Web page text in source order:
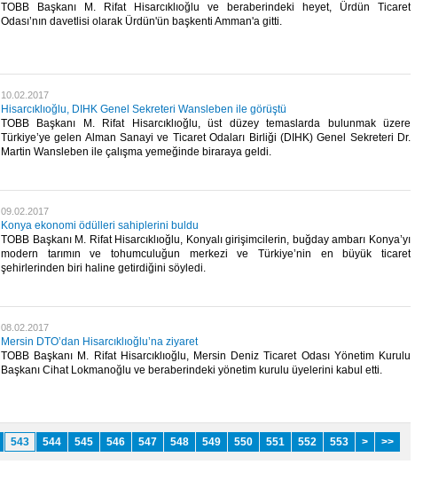
TOBB Başkanı M. Rifat Hisarcıklıoğlu ve beraberindeki heyet, Ürdün Ticaret
Odası’nın davetlisi olarak Ürdün'ün başkenti Amman'a gitti. ​
10.02.2017
Hisarcıklıoğlu, DIHK Genel Sekreteri Wansleben ile görüştü
TOBB Başkanı M. Rifat Hisarcıklıoğlu, üst düzey temaslarda bulunmak üzere
Türkiye’ye gelen Alman Sanayi ve Ticaret Odaları Birliği (DIHK) Genel Sekreteri Dr.
Martin Wansleben ile çalışma yemeğinde biraraya geldi.​
09.02.2017
Konya ekonomi ödülleri sahiplerini buldu
TOBB Başkanı M. Rifat Hisarcıklıoğlu, Konyalı girişimcilerin, buğday ambarı Konya’yı
modern tarımın ve tohumculuğun merkezi ve Türkiye’nin en büyük ticaret
şehirlerinden biri haline getirdiğini söyledi.​
08.02.2017
Mersin DTO’dan Hisarcıklıoğlu’na ziyaret
TOBB Başkanı M. Rifat Hisarcıklıoğlu, Mersin Deniz Ticaret Odası Yönetim Kurulu
Başkanı Cihat Lokmanoğlu ve beraberindeki yönetim kurulu üyelerini kabul etti.​
543 544 545 546 547 548 549 550 551 552 553 > >>